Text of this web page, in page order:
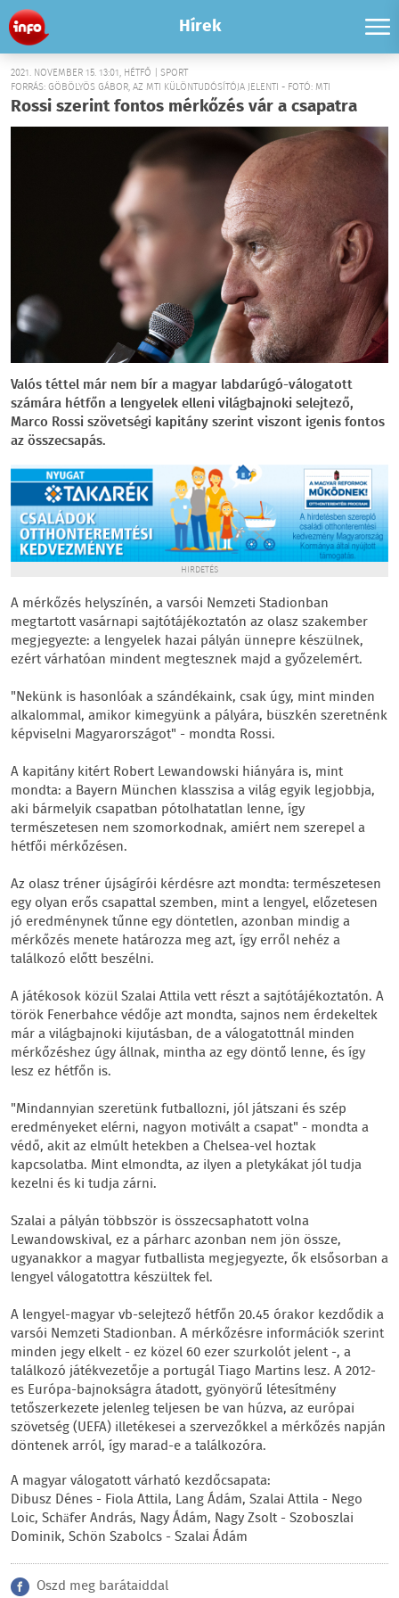
Hírek
2021. NOVEMBER 15. 13:01, HÉTFŐ | SPORT
FORRÁS: GÖBÖLYÖS GÁBOR, AZ MTI KÜLÖNTUDÓSÍTÓJA JELENTI - FOTÓ: MTI
Rossi szerint fontos mérkőzés vár a csapatra
Valós téttel már nem bír a magyar labdarúgó-válogatott
számára hétfőn a lengyelek elleni világbajnoki selejtező,
Marco Rossi szövetségi kapitány szerint viszont igenis fontos
az összecsapás.
HIRDETÉS
A mérkőzés helyszínén, a varsói Nemzeti Stadionban
megtartott vasárnapi sajtótájékoztatón az olasz szakember
megjegyezte: a lengyelek hazai pályán ünnepre készülnek,
ezért várhatóan mindent megtesznek majd a győzelemért.
"Nekünk is hasonlóak a szándékaink, csak úgy, mint minden
alkalommal, amikor kimegyünk a pályára, büszkén szeretnénk
képviselni Magyarországot" - mondta Rossi.
A kapitány kitért Robert Lewandowski hiányára is, mint
mondta: a Bayern München klasszisa a világ egyik legjobbja,
aki bármelyik csapatban pótolhatatlan lenne, így
természetesen nem szomorkodnak, amiért nem szerepel a
hétfői mérkőzésen.
Az olasz tréner újságírói kérdésre azt mondta: természetesen
egy olyan erős csapattal szemben, mint a lengyel, előzetesen
jó eredménynek tűnne egy döntetlen, azonban mindig a
mérkőzés menete határozza meg azt, így erről nehéz a
találkozó előtt beszélni.
A játékosok közül Szalai Attila vett részt a sajtótájékoztatón. A
török Fenerbahce védője azt mondta, sajnos nem érdekeltek
már a világbajnoki kijutásban, de a válogatottnál minden
mérkőzéshez úgy állnak, mintha az egy döntő lenne, és így
lesz ez hétfőn is.
"Mindannyian szeretünk futballozni, jól játszani és szép
eredményeket elérni, nagyon motivált a csapat" - mondta a
védő, akit az elmúlt hetekben a Chelsea-vel hoztak
kapcsolatba. Mint elmondta, az ilyen a pletykákat jól tudja
kezelni és ki tudja zárni.
Szalai a pályán többször is összecsaphatott volna
Lewandowskival, ez a párharc azonban nem jön össze,
ugyanakkor a magyar futballista megjegyezte, ők elsősorban a
lengyel válogatottra készültek fel.
A lengyel-magyar vb-selejtező hétfőn 20.45 órakor kezdődik a
varsói Nemzeti Stadionban. A mérkőzésre információk szerint
minden jegy elkelt - ez közel 60 ezer szurkolót jelent -, a
találkozó játékvezetője a portugál Tiago Martins lesz. A 2012-
es Európa-bajnokságra átadott, gyönyörű létesítmény
tetőszerkezete jelenleg teljesen be van húzva, az európai
szövetség (UEFA) illetékesei a szervezőkkel a mérkőzés napján
döntenek arról, így marad-e a találkozóra.
A magyar válogatott várható kezdőcsapata:
Dibusz Dénes - Fiola Attila, Lang Ádám, Szalai Attila - Nego
Loic, Schäfer András, Nagy Ádám, Nagy Zsolt - Szoboszlai
Dominik, Schön Szabolcs - Szalai Ádám
Oszd meg barátaiddal